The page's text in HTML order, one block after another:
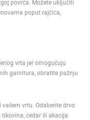
povrća. Možete uključiti
poput rajčica,
vrta jer omogućuju
garnitura, obratite pažnju
vrtu. Odaberite drvo
cedar ili akacija.